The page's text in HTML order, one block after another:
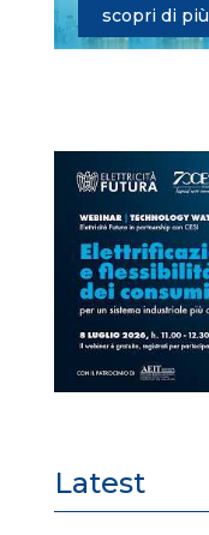
scopri di più
Latest